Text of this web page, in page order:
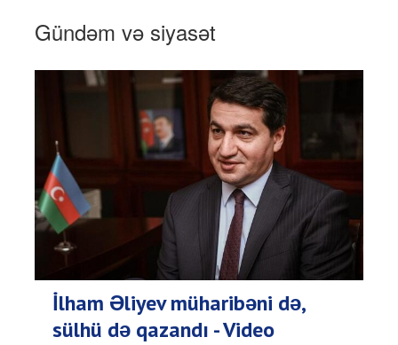
Gündəm və siyasət
İlham Əliyev müharibəni də,
sülhü də qazandı - Video